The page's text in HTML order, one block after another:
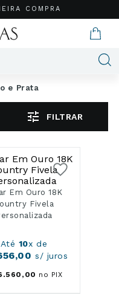
COMPRA
e Prata
FILTRAR
Em Ouro 18K
Fivela
Até 10x de
,00 s/ juros
.560 , 00 no PIX